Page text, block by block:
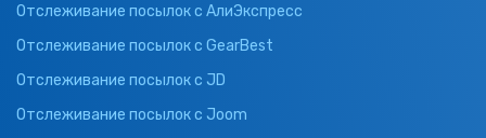
Отслеживание посылок с АлиЭкспресс
Отслеживание посылок с GearBest
Отслеживание посылок с JD
Отслеживание посылок с Joom